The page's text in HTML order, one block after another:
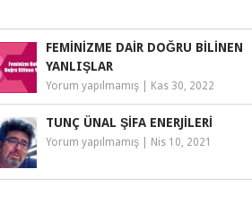
FEMINIZME DAIR DOĞRU BILINEN
YANLIŞLAR
Yorum yapılmamış Kas 30, 2022
TUNÇ ÜNAL ŞIFA ENERJILERI
Yorum yapılmamış Nis 10, 2021